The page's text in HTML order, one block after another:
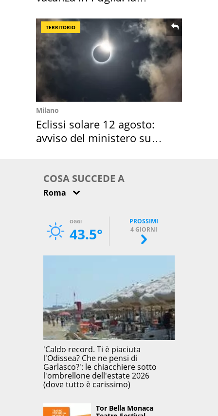
TERRITORIO
Milano
Eclissi solare 12 agosto:
avviso del ministero su